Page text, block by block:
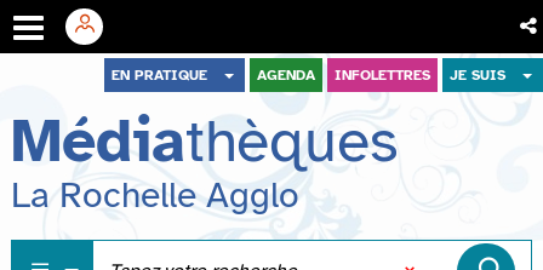
menu
contenu
recherche
EN PRATIQUE AGENDA INFOLETTRES JE SUIS
Médiathèques
La Rochelle Agglo